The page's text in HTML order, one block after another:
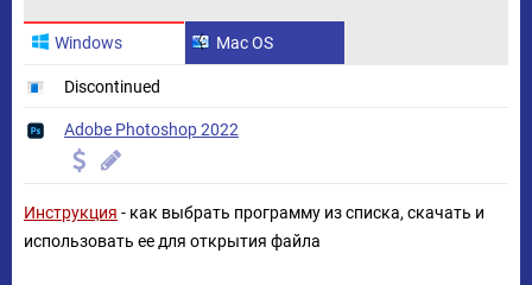
Windows Mac OS
Discontinued
Adobe Photoshop 2022
Инструкция - как выбрать программу из списка, скачать и
использовать ее для открытия файла